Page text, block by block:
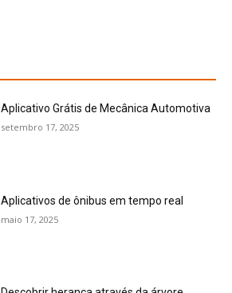
Aplicativo Grátis de Mecânica Automotiva
setembro 17, 2025
Aplicativos de ônibus em tempo real
maio 17, 2025